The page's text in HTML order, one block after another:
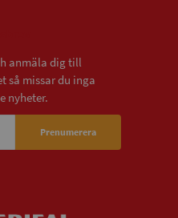
anmäla dig till
så missar du inga
nyheter.
Prenumerera